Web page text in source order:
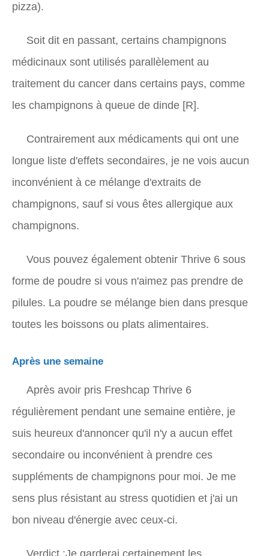
pizza).
Soit dit en passant, certains champignons
médicinaux sont utilisés parallèlement au
traitement du cancer dans certains pays, comme
les champignons à queue de dinde [R].
Contrairement aux médicaments qui ont une
longue liste d'effets secondaires, je ne vois aucun
inconvénient à ce mélange d'extraits de
champignons, sauf si vous êtes allergique aux
champignons.
Vous pouvez également obtenir Thrive 6 sous
forme de poudre si vous n'aimez pas prendre de
pilules. La poudre se mélange bien dans presque
toutes les boissons ou plats alimentaires.
Après une semaine
Après avoir pris Freshcap Thrive 6
régulièrement pendant une semaine entière, je
suis heureux d'annoncer qu'il n'y a aucun effet
secondaire ou inconvénient à prendre ces
suppléments de champignons pour moi. Je me
sens plus résistant au stress quotidien et j'ai un
bon niveau d'énergie avec ceux-ci.
Verdict :Je garderai certainement les